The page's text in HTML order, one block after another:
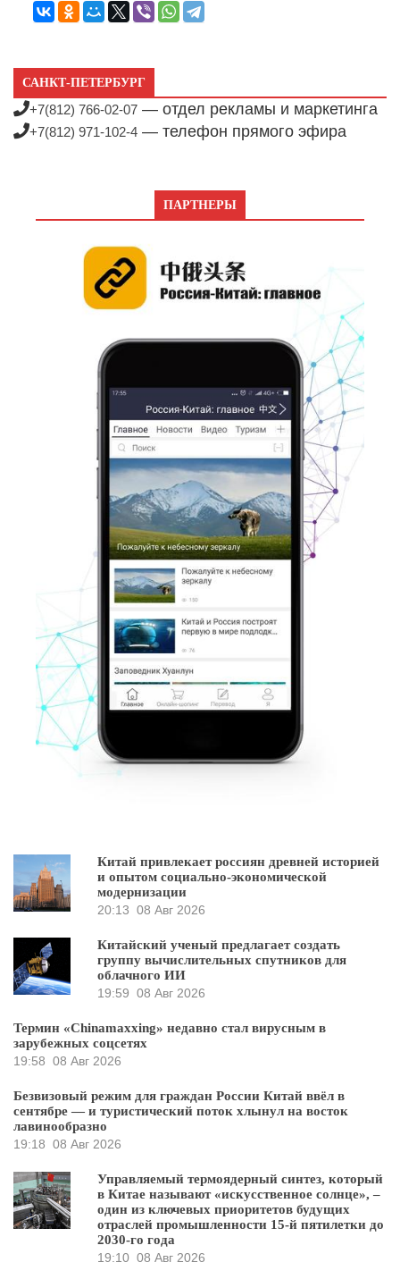
САНКТ-ПЕТЕРБУРГ
+7(812) 766-02-07 — отдел рекламы и маркетинга
+7(812) 971-102-4 — телефон прямого эфира
ПАРТНЕРЫ
Китай привлекает россиян древней историей
и опытом социально-экономической
модернизации
20:13 08 Авг 2026
Китайский ученый предлагает создать
группу вычислительных спутников для
облачного ИИ
19:59 08 Авг 2026
Термин «Chinamaxxing» недавно стал вирусным в
зарубежных соцсетях
19:58 08 Авг 2026
Безвизовый режим для граждан России Китай ввёл в
сентябре — и туристический поток хлынул на восток
лавинообразно
19:18 08 Авг 2026
Управляемый термоядерный синтез, который
в Китае называют «искусственное солнце», –
один из ключевых приоритетов будущих
отраслей промышленности 15-й пятилетки до
2030-го года
19:10 08 Авг 2026